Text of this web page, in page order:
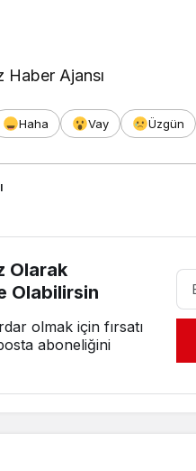
Ajansı
Haha Vay Üzgün
Olarak
Olabilirsin
olmak için fırsatı
aboneliğini